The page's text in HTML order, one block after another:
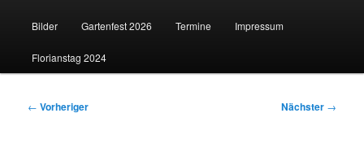
Bilder Gartenfest 2026 Termine Impressum
Florianstag 2024
Beitragsnavigation
← Vorheriger Nächster →